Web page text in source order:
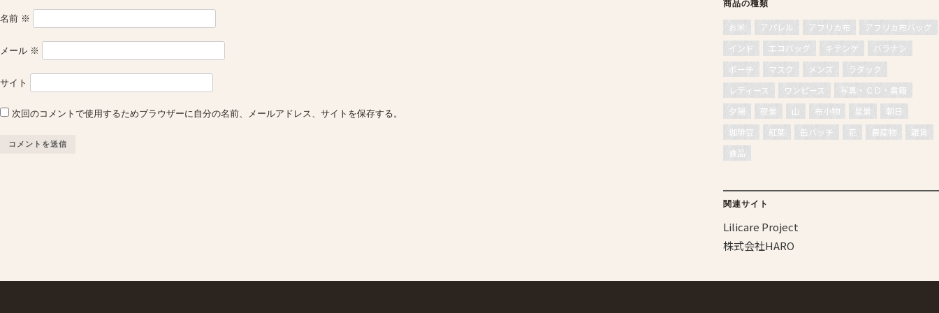
名前 ※
メール ※
サイト
次回のコメントで使用するためブラウザーに自分の名前、メールアドレス、サイトを保存する。
商品の種類
お米 アパレル アフリカ布
アフリカ布バッグ
インド
エコバッグ キテンゲ
バラナシ
ポーチ
マスク メンズ
ラダック
レディース
ワンピース
写真・ＣＤ・書籍
夕陽
夜景 山 布小物 星景
朝日
珈琲豆
紅葉 缶バッチ 花 農産物
雑貨
食品
関連サイト
Lilicare Project
株式会社HARO